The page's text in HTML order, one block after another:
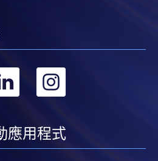
報名中心或以郵遞方式連同學
呈交。轉
linkedin
應用程式